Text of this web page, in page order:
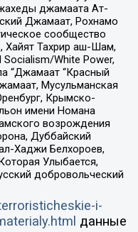
джамаата Ат-
Джамаат, Рохнамо
сообщество
Хайят Тахрир аш-Шам,
White Power,
“Джамаат “Красный
Мусульманская
Крымско-
имени Номана
возрождения
Дуббайский
Хаджи Белхороев,
Улыбается,
добровольческий
i-
данные